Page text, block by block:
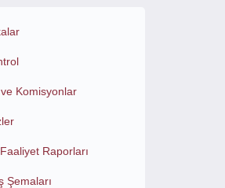
Komisyonlar
Raporları
Şemaları